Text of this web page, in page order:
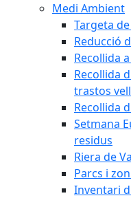
Medi Ambient
Targeta
Reducció
Recollida
Recollida
trastos
Recollida
Setmana
residus
Riera de
Parcs i
Inventari